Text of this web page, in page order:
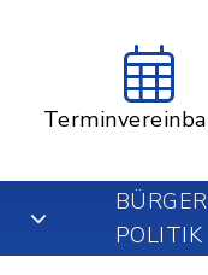
POLITIK